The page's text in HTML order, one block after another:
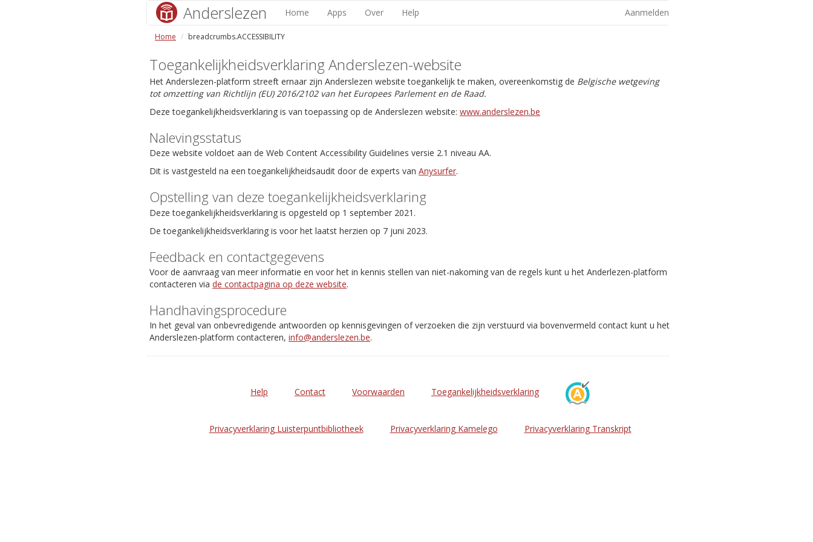
Anderslezen Home Apps Over Help Aanmelden
Home breadcrumbs.ACCESSIBILITY
Toegankelijkheidsverklaring Anderslezen-website
Het Anderslezen-platform streeft ernaar zijn Anderslezen website toegankelijk te maken, overeenkomstig de Belgische wetgeving
tot omzetting van Richtlijn (EU) 2016/2102 van het Europees Parlement en de Raad.
Deze toegankelijkheidsverklaring is van toepassing op de Anderslezen website: www.anderslezen.be
Nalevingsstatus
Deze website voldoet aan de Web Content Accessibility Guidelines versie 2.1 niveau AA.
Dit is vastgesteld na een toegankelijkheidsaudit door de experts van Anysurfer.
Opstelling van deze toegankelijkheidsverklaring
Deze toegankelijkheidsverklaring is opgesteld op 1 september 2021.
De toegankelijkheidsverklaring is voor het laatst herzien op 7 juni 2023.
Feedback en contactgegevens
Voor de aanvraag van meer informatie en voor het in kennis stellen van niet-nakoming van de regels kunt u het Anderlezen-platform
contacteren via de contactpagina op deze website.
Handhavingsprocedure
In het geval van onbevredigende antwoorden op kennisgevingen of verzoeken die zijn verstuurd via bovenvermeld contact kunt u het
Anderslezen-platform contacteren, info@anderslezen.be.
Help Contact Voorwaarden Toegankelijkheidsverklaring
Privacyverklaring Luisterpuntbibliotheek Privacyverklaring Kamelego Privacyverklaring Transkript